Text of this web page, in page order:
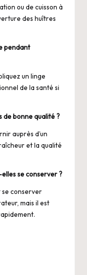
ou de cuisson à
des huîtres
pendant
un linge
de la santé si
de bonne qualité ?
auprès d’un
et la qualité
se conserver ?
se conserver
mais il est